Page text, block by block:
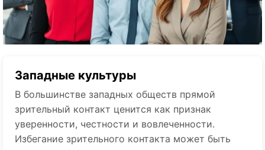
Западные культуры
В большинстве западных обществ прямой
зрительный контакт ценится как признак
уверенности, честности и вовлеченности.
Избегание зрительного контакта может быть